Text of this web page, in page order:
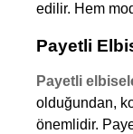
edilir. Hem
Payetli
Payetli
olduğundan,
önemlidir.